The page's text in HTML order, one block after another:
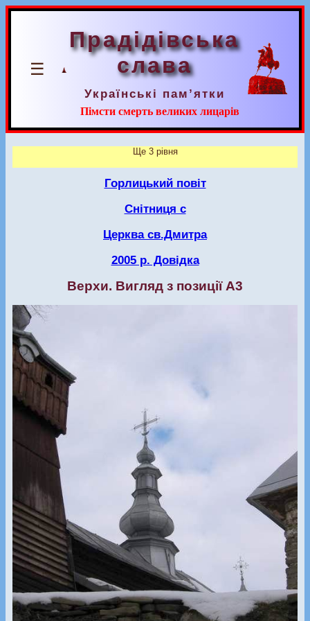
☰
Прадідівська
слава
Українські пам’ятки
Пімсти смерть великих лицарів
Ще 3 рівня
Горлицький повіт
Снітниця с
Церква св.Дмитра
2005 р. Довідка
Верхи. Вигляд з позиції А3